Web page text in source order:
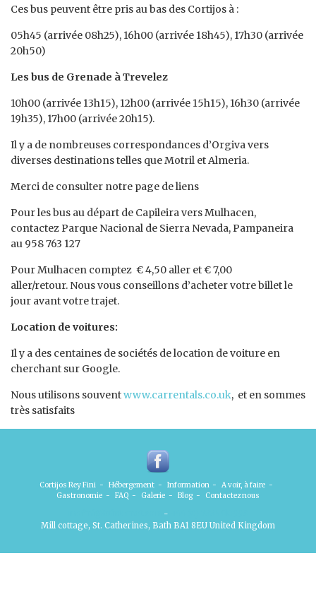
Ces bus peuvent être pris au bas des Cortijos à :
05h45 (arrivée 08h25), 16h00 (arrivée 18h45), 17h30 (arrivée
20h50)
Les bus de Grenade à Trevelez
10h00 (arrivée 13h15), 12h00 (arrivée 15h15), 16h30 (arrivée
19h35), 17h00 (arrivée 20h15).
Il y a de nombreuses correspondances d’Orgiva vers
diverses destinations telles que Motril et Almeria.
Merci de consulter notre page de liens
Pour les bus au départ de Capileira vers Mulhacen,
contactez Parque Nacional de Sierra Nevada, Pampaneira
au 958 763 127
Pour Mulhacen comptez € 4,50 aller et € 7,00
aller/retour. Nous vous conseillons d’acheter votre billet le
jour avant votre trajet.
Location de voitures:
Il y a des centaines de sociétés de location de voiture en
cherchant sur Google.
Nous utilisons souventwww.carrentals.co.uk, et en sommes
très satisfaits
Cortijos Rey Fini - Hébergement - Information - A voir, à faire -
Gastronomie - FAQ - Galerie - Blog - Contactez nous
-
Mill cottage, St. Catherines, Bath BA1 8EU United Kingdom